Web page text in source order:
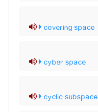
covering space
cyber space
cyclic subspace